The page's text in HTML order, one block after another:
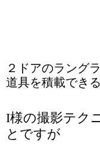
２ドアのラング
道具を積載でき
I様の撮影テク
とですが